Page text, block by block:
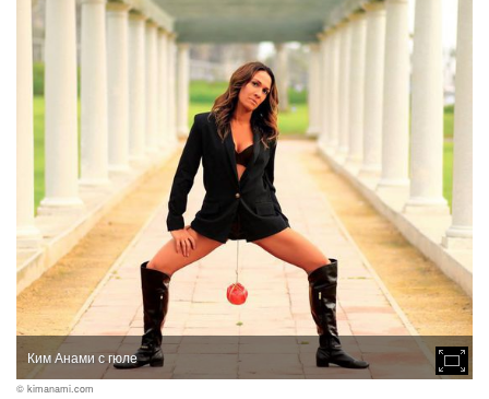
Ким Анами с гюле
© kimanami.com